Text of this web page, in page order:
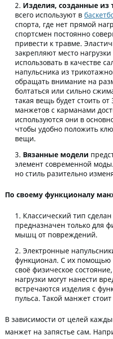
Изделия, созданные
всего используют в
спорта, где нет прямой
спортсмен постоянно
привести к травме.
закрепляют место
использовать в качестве
напульсника из
обращать внимание на
болтаться или сильно
такая вещь будет стоить
манжетов с карманами
используются они в
чтобы удобно положить
вещи.
Вязанные модели
элемент современной
но стиль разительно
По своему функционалу
Классический тип
предназначен только для
мышц от повреждений.
Электронные
функционал. С их
своё физическое
нагрузки могут нанести
встречаются изделия с
пульса. Такой манжет
В зависимости от целей
манжет на запястье сам.